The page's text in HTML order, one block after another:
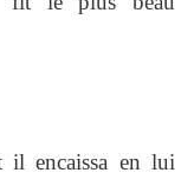
il encaissa en lui